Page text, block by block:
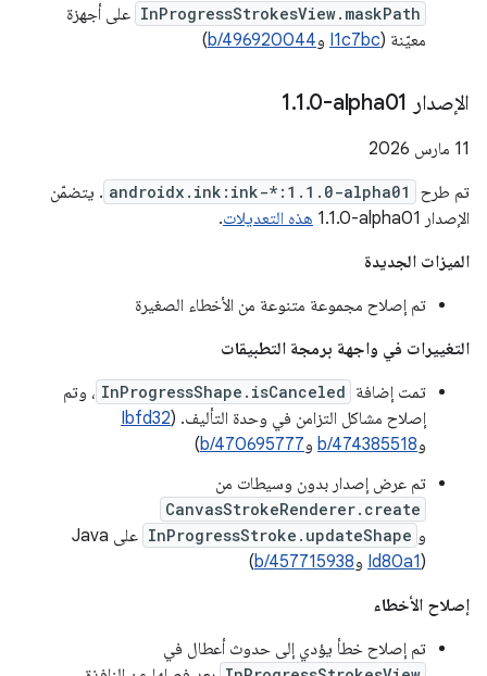
InProgressStrokesView.maskPath على أجهزة
معيّنة (I1c7bc وb/496920044
)
الإصدار ‎1 .1.0-alpha01
‫11 مارس 2026
تم طرح
androidx.ink:ink-*:1.1.0-alpha01 . يتضمّن
الإصدار ‎1.1.0-alpha01
هذه التعديلات.
الميزات الجديدة
تم إصلاح مجموعة متنوعة من الأخطاء الصغيرة
التغييرات في واجهة برمجة التطبيقات
تمت إضافة InProgressShape.isCanceled ، وتم
إصلاح مشاكل التزامن في وحدة التأليف. (Ibfd32
وb/474385518 وb/470695777
)
تم عرض إصدار بدون وسيطات من
CanvasStrokeRenderer.create
و InProgressStroke.updateShape
على Java
(
Id80a1 وb/457715938
)
إصلاح الأخطاء
تم إصلاح خطأ يؤدي إلى حدوث أعطال في